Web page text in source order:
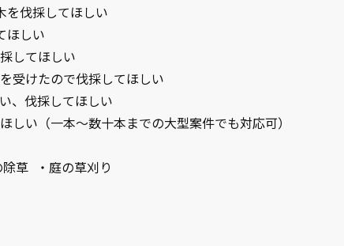
を伐採してほしい
ほしい
してほしい
受けたので伐採してほしい
、伐採してほしい
しい（一本〜数十本までの大型案件でも対応可）
草 ・庭の草刈り